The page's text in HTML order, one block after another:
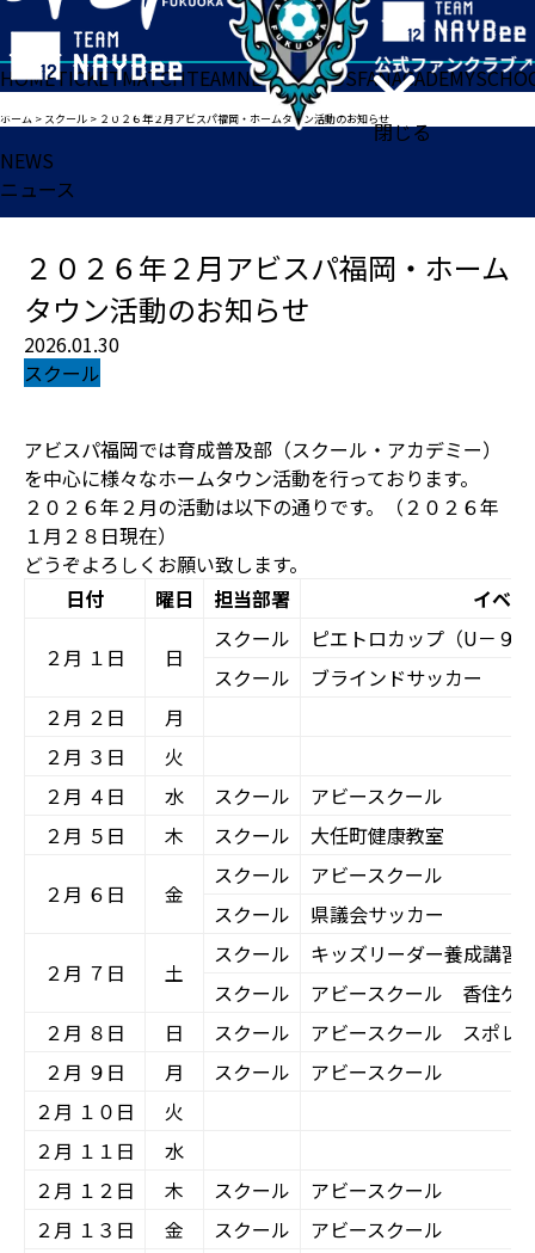
閉じる
HOMETICKETMATCHTEAMNEWSGOODSFANACADEMY
ホーム > スクール > ２０２６年２月アビスパ福岡・ホームタウン活動のお知らせ
NEWS
ニュース
２０２６年２月アビスパ福岡・ホーム
タウン活動のお知らせ
2026.01.30
スクール
アビスパ福岡では育成普及部（スクール・アカデミー）
を中心に様々なホームタウン活動を行っております。
２０２６年２月の活動は以下の通りです。（２０２６年
１月２８日現在）
どうぞよろしくお願い致します。
日付
曜日 担当部署 イベ
２月 １日 日
スクール
ピエトロカップ（U－９）
スクール
ブラインドサッカー
２月 ２日
月
２月 ３日
火
２月 ４日
水 スクール
アビースクール
２月 ５日
木 スクール 大任町健康教室
２月 ６日 金
スクール
アビースクール
スクール
県議会サッカー
２月 ７日 土
スクール
キッズリーダー養成講習
スクール
アビースクール 香住ケ
２月 ８日
日 スクール
アビースクール スポレ
２月 ９日
月 スクール
アビースクール
２月 １０日
火
２月 １１日
水
２月 １２日
木 スクール
アビースクール
２月 １３日
金 スクール アビースクール